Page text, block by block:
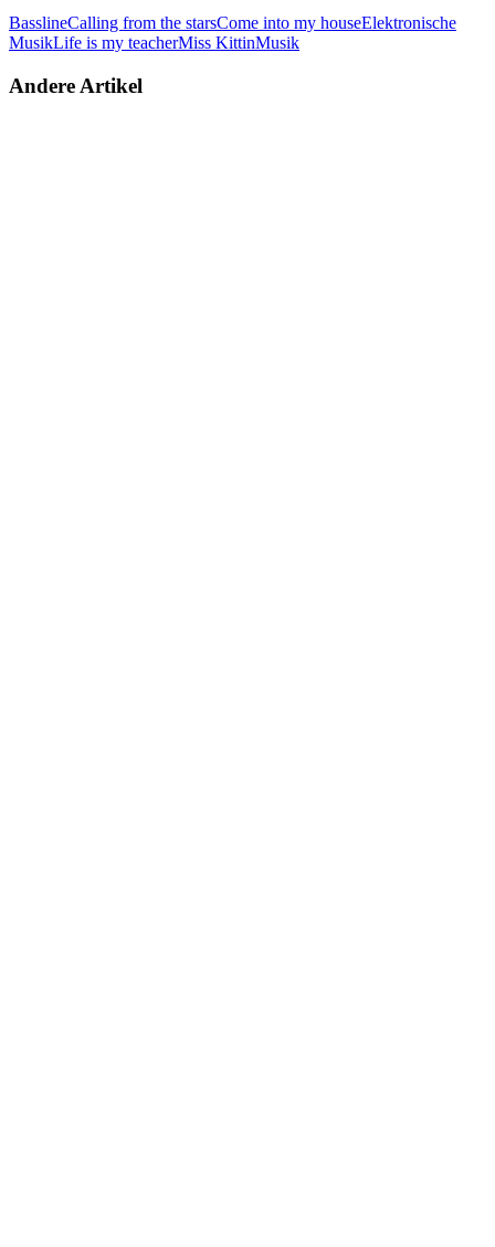
BasslineCalling from the starsCome into my houseElektronische
MusikLife is my teacherMiss KittinMusik
Andere Artikel